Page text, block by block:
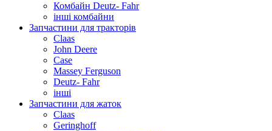
Комбайн Deutz- Fahr
інші комбайни
Запчастини для тракторів
Claas
John Deere
Case
Massey Ferguson
Deutz- Fahr
інші
Запчастини для жаток
Claas
Geringhoff